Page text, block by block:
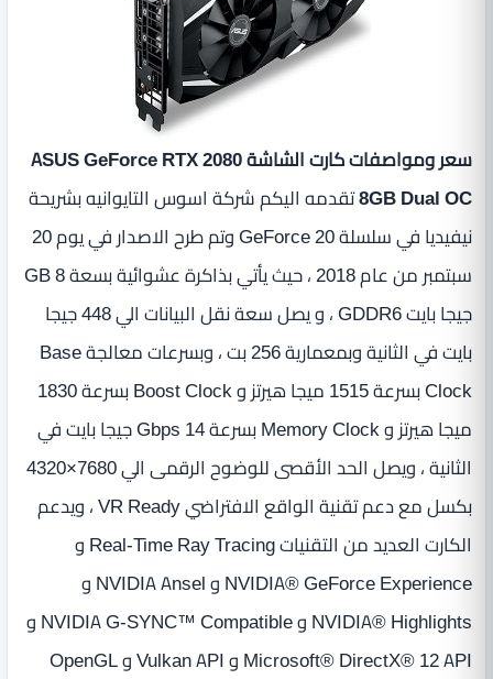
سعر ومواصفات كارت الشاشة ASUS GeForce RTX 2080
8GB Dual OCتقدمه اليكم شركة اسوس التايوانيه بشريحة
نيفيديا في سلسلة GeForce 20 وتم طرح الاصدار في يوم 20
سبتمبر من عام 2018 ، حيث يأتي بذاكرة عشوائية بسعة 8 GB
جيجا بايت GDDR6 ، و يصل سعة نقل البيانات الي 448 جيجا
بايت في الثانية وبمعمارية 256 بت ، وبسرعات معالجة Base
Clock بسرعة 1515 ميجا هيرتز و Boost Clock بسرعة 1830
ميجا هيرتز و Memory Clock بسرعة 14 Gbps جيجا بايت في
الثانية ، ويصل الحد الأقصى للوضوح الرقمى الي 7680×4320
بكسل مع دعم تقنية الواقع الافتراضي VR Ready ، ويدعم
الكارت العديد من التقنيات Real-Time Ray Tracing و
NVIDIA® GeForce Experience و NVIDIA Ansel و
NVIDIA® Highlights و NVIDIA G-SYNC™ Compatible و
Microsoft® DirectX® 12 API و Vulkan API و OpenGL